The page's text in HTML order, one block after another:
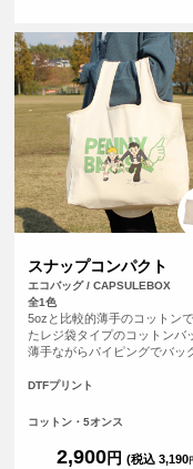
スナップコンパクト
エコバッグ / CAPSULEBOX
全1色
5ozと比較的薄手のコットン
たレジ袋タイプのコットンバ
薄手ながらパイピングでバッ
った容量がしっかりと収まり
ベロ部分をくるっと巻いて、
機能的なエコバッグです。
DTFプリント
コットン・5オンス
2,900円 (税込 3,190